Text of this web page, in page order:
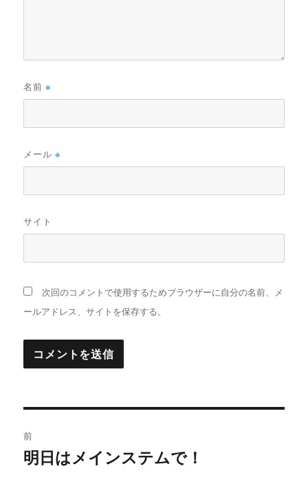
名前※
メール※
サイト
次回のコメントで使用するためブラウザーに自分の名前、メ
ールアドレス、サイトを保存する。
稿
前
前
明日はメインステムで！